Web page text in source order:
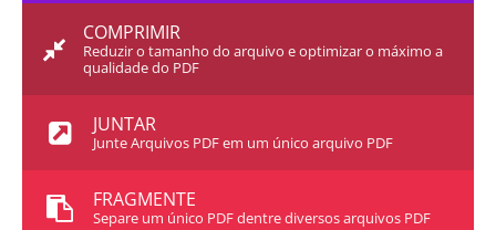
COMPRIMIR
Reduzir o tamanho do arquivo e optimizar o máximo a
qualidade do PDF
JUNTAR
Junte Arquivos PDF em um único arquivo PDF
FRAGMENTE
Separe um único PDF dentre diversos arquivos PDF